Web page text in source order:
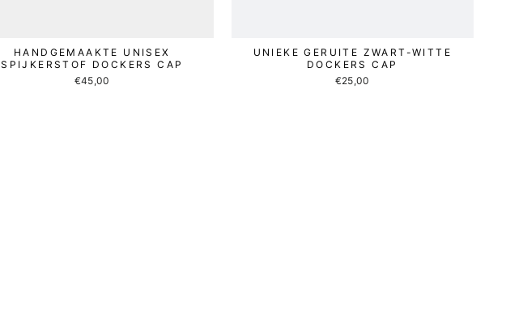
HANDGEMAAKTE UNISEX
SPIJKERSTOF DOCKERS CAP
€45,00
UNIEKE GERUITE ZWART-WITTE
DOCKERS CAP
€25,00